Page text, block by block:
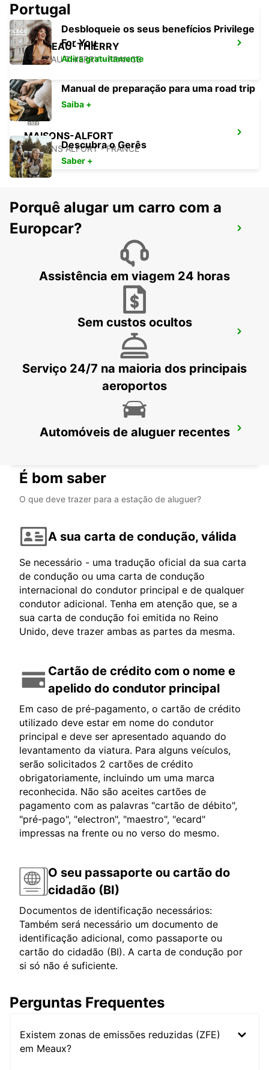
CHATEAU-THIERRY
CHATEAU THIERRY - FRANCE
MAISONS-ALFORT
MAISONS ALFORT - FRANCE
ESTAÇÃO DE COMBOIOS DE PARIS GARE
DE LYON
ESTAÇÃO DE COMBOIOS DE PARIS GARE
IVRY-SUR-SEINE
Portugal
Desbloqueie os seus benefícios Privilege
For You
Adira gratuitamente
Manual de preparação para uma road trip
Saiba +
Descubra o Gerês
Saber +
Porquê alugar um carro com a
Europcar?
Assistência em viagem 24 horas
Sem custos ocultos
Serviço 24/7 na maioria dos principais
aeroportos
Automóveis de aluguer recentes
É bom saber
O que deve trazer para a estação de aluguer?
A sua carta de condução, válida
Se necessário - uma tradução oficial da sua carta
de condução ou uma carta de condução
internacional do condutor principal e de qualquer
condutor adicional. Tenha em atenção que, se a
sua carta de condução foi emitida no Reino
Unido, deve trazer ambas as partes da mesma.
Cartão de crédito com o nome e
apelido do condutor principal
Em caso de pré-pagamento, o cartão de crédito
utilizado deve estar em nome do condutor
principal e deve ser apresentado aquando do
levantamento da viatura. Para alguns veículos,
serão solicitados 2 cartões de crédito
obrigatoriamente, incluindo um uma marca
reconhecida. Não são aceites cartões de
pagamento com as palavras "cartão de débito",
"pré-pago", "electron", "maestro", "ecard"
impressas na frente ou no verso do mesmo.
O seu passaporte ou cartão do
cidadão (BI)
Documentos de identificação necessários:
Também será necessário um documento de
identificação adicional, como passaporte ou
cartão do cidadão (BI). A carta de condução por
si só não é suficiente.
Perguntas Frequentes
Existem zonas de emissões reduzidas (ZFE)
em Meaux?